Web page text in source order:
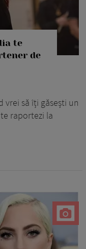
te
de
vrei să îți găsești un
raportezi la